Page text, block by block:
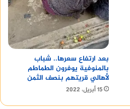
بعد ارتفاع سعرها.. شباب
بالمنوفية يوفرون الطماطم
لأهالي قريتهم بنصف الثمن
15 أبريل، 2022